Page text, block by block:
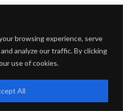
browsing experience, serve
analyze our traffic. By clicking
use of cookies.
All
Lusófona de Ciência Aberta